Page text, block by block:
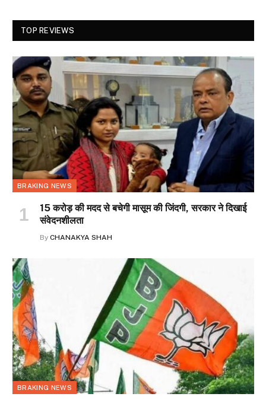
TOP REVIEWS
BRAKING NEWS
15 करोड़ की मदद से बचेगी मासूम की जिंदगी, सरकार ने दिखाई
संवेदनशीलता
By CHANAKYA SHAH
BRAKING NEWS